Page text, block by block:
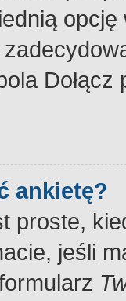
ankietę?
proste,
jeśli